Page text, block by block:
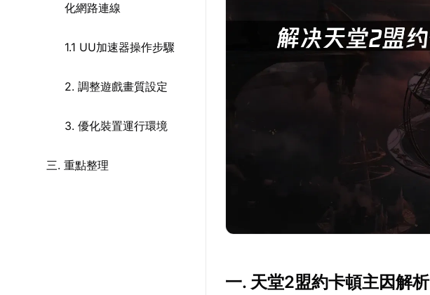
化網路連線
1.1 UU加速器操作步驟
2. 調整遊戲畫質設定
3. 優化裝置運行環境
三. 重點整理
一. 天堂2盟約卡頓主因解析